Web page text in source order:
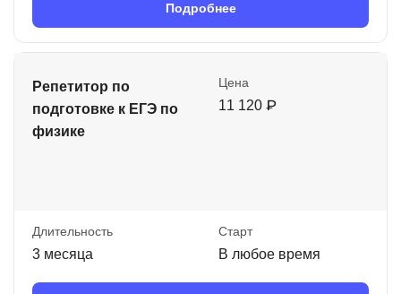
Подробнее
Репетитор по
подготовке к ЕГЭ по
физике
Цена
11 120 ₽
Длительность
3 месяца
Старт
В любое время